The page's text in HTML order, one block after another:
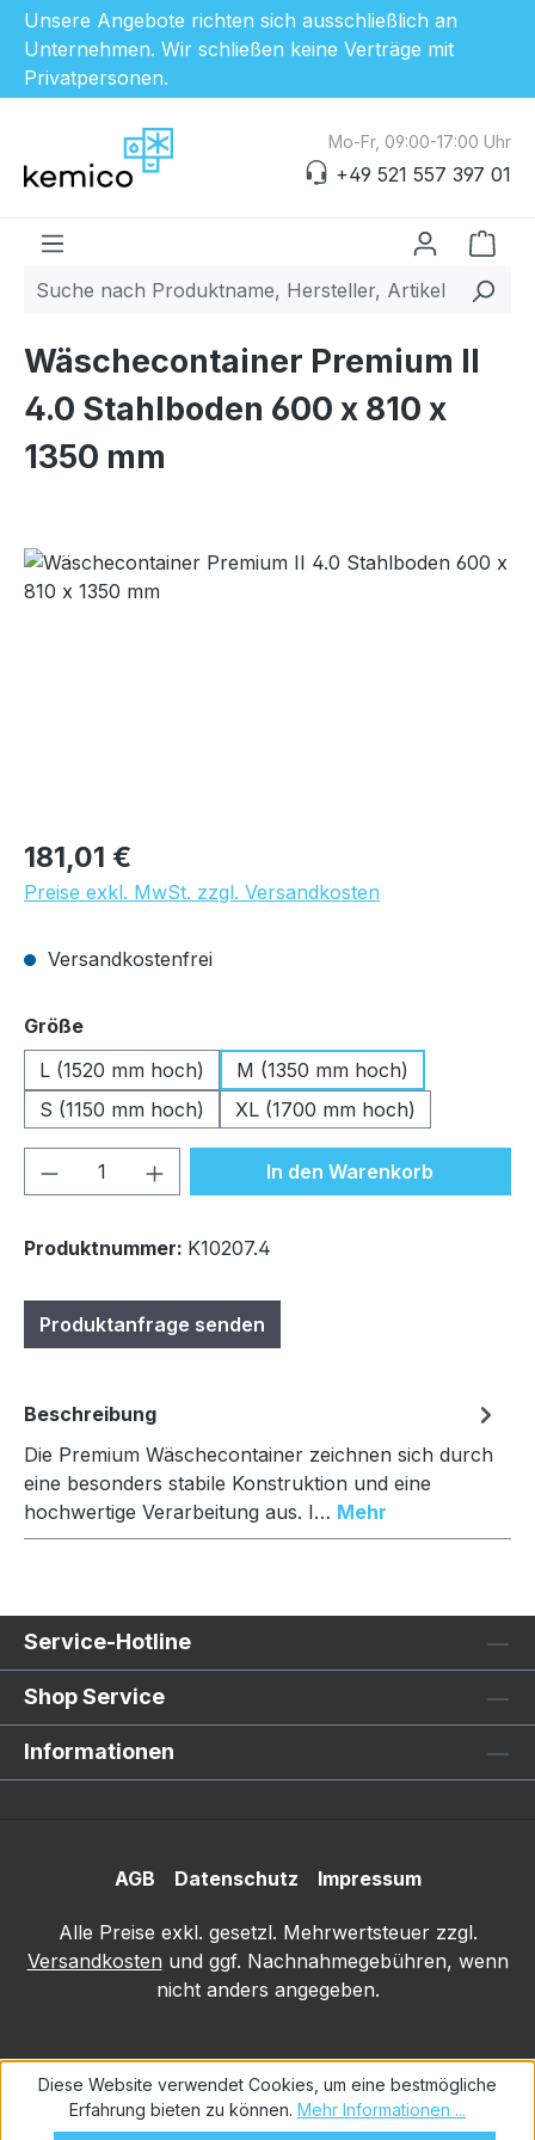
Unsere Angebote richten sich ausschließlich an
Unternehmen. Wir schließen keine Verträge mit
Privatpersonen.
Zum Hauptinhalt springen
Mo-Fr, 09:00-17:00 Uhr
+49 521 557 397 01
Wäschecontainer Premium II
4.0 Stahlboden 600 x 810 x
1350 mm
Bildergalerie überspringen
Regulärer Preis:
181,01 €
Preise exkl. MwSt. zzgl. Versandkosten
Versandkostenfrei
Größeauswählen
L (1520 mm hoch)
M (1350 mm hoch)
S (1150 mm hoch)
XL (1700 mm hoch)
Produkt Anzahl: Gib denIn den Warenkorb
Produktnummer: K10207.4
Produktanfrage senden
Beschreibung
Die Premium Wäschecontainer zeichnen sich durch
eine besonders stabile Konstruktion und eine
hochwertige Verarbeitung aus. I… Mehr
Service-Hotline
Shop Service
Informationen
AGB Datenschutz Impressum
Alle Preise exkl. gesetzl. Mehrwertsteuer zzgl.
Versandkosten und ggf. Nachnahmegebühren, wenn
nicht anders angegeben.
Diese Website verwendet Cookies, um eine bestmögliche
Erfahrung bieten zu können. Mehr Informationen ...